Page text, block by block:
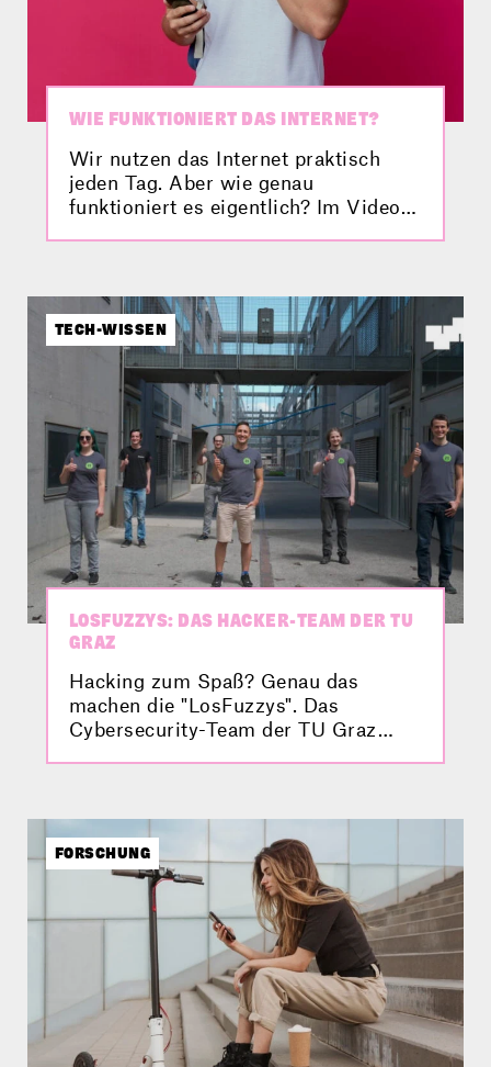
WIE FUNKTIONIERT DAS INTERNET?
Wir nutzen das Internet praktisch
jeden Tag. Aber wie genau
funktioniert es eigentlich? Im Video
TECH-WISSEN
LOSFUZZYS: DAS HACKER-TEAM DER TU
GRAZ
Hacking zum Spaß? Genau das
machen die "LosFuzzys". Das
Cybersecurity-Team der TU Graz
unterwegs. Im Video stellt sich das
Studierendenteam vor.
FORSCHUNG